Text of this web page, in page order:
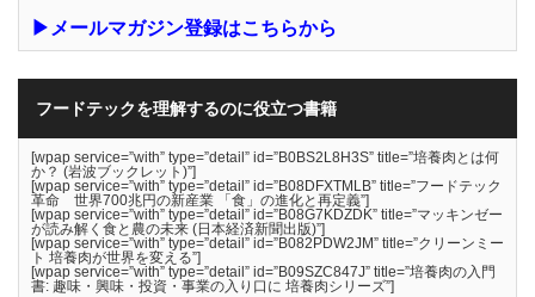
▶メールマガジン登録はこちらから
フードテックを理解するのに役立つ書籍
[wpap service=”with” type=”detail” id=”B0BS2L8H3S” title=”培養肉とは何
か？ (岩波ブックレット)”]
[wpap service=”with” type=”detail” id=”B08DFXTMLB” title=”フードテック
革命 世界700兆円の新産業 「食」の進化と再定義”]
[wpap service=”with” type=”detail” id=”B08G7KDZDK” title=”マッキンゼー
が読み解く食と農の未来 (日本経済新聞出版)”]
[wpap service=”with” type=”detail” id=”B082PDW2JM” title=”クリーンミー
ト 培養肉が世界を変える”]
[wpap service=”with” type=”detail” id=”B09SZC847J” title=”培養肉の入門
書: 趣味・興味・投資・事業の入り口に 培養肉シリーズ”]